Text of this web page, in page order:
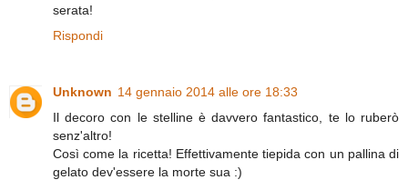
serata!
Rispondi
Unknown 14 gennaio 2014 alle ore 18:33
Il decoro con le stelline è davvero fantastico, te lo ruberò
senz'altro!
Così come la ricetta! Effettivamente tiepida con un pallina di
gelato dev'essere la morte sua :)